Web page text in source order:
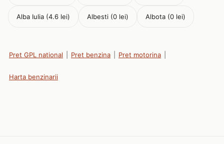
Alba Iulia (4.6 lei) Albesti (0 lei) Albota (0 lei)
Pret GPL national Pret benzina Pret motorina
Harta benzinarii